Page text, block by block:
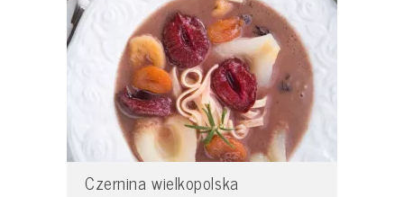
Czernina wielkopolska